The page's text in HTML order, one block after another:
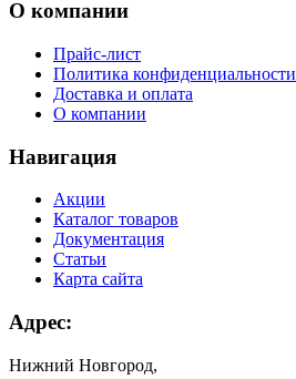
О компании
Прайс-лист
Политика конфиденциальности
Доставка и оплата
О компании
Навигация
Акции
Каталог товаров
Документация
Статьи
Карта сайта
Адрес:
Нижний Новгород,